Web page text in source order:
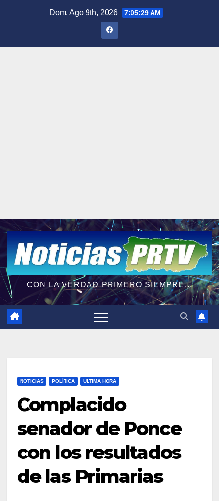
Dom. Ago 9th, 2026 7:05:30 AM
CON LA VERDAD PRIMERO SIEMPRE...
NOTICIAS POLÍTICA ULTIMA HORA
Complacido
senador de Ponce
con los resultados
de las Primarias